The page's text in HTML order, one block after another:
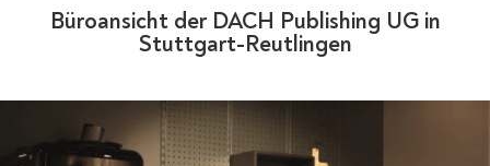
Büroansicht der DACH Publishing UG in
Stuttgart-Reutlingen